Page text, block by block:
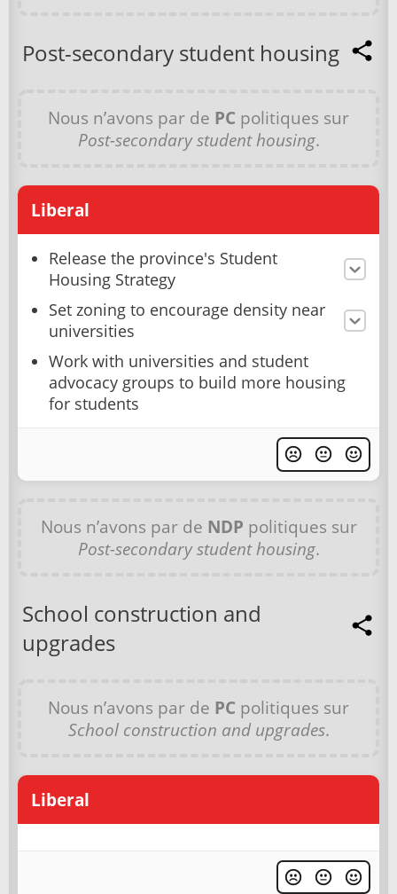
Post-secondary student housing
Nous n’avons par de PC politiques sur
Post-secondary student housing.
Liberal
Release the province's Student
Housing Strategy
Set zoning to encourage density near
universities
Work with universities and student
advocacy groups to build more housing
for students
Nous n’avons par de NDP politiques sur
Post-secondary student housing.
School construction and
upgrades
Nous n’avons par de PC politiques sur
School construction and upgrades.
Liberal